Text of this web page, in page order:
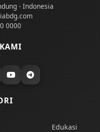
- Indonesia
0000
Edukasi